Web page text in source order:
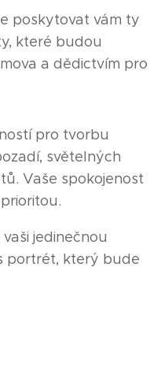
poskytovat vám ty
které budou
a dědictvím pro
pro tvorbu
světelných
Vaše spokojenost
jedinečnou
portrét, který bude